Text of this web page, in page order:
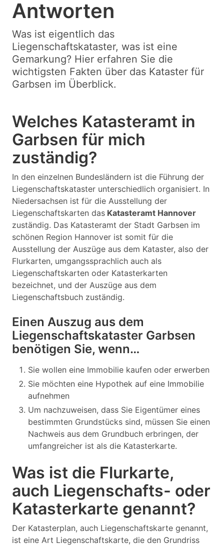
Antworten
Was ist eigentlich das
Liegenschaftskataster, was ist eine
Gemarkung? Hier erfahren Sie die
wichtigsten Fakten über das Kataster für
Garbsen im Überblick.
Welches Katasteramt in
Garbsen für mich
zuständig?
In den einzelnen Bundesländern ist die Führung der
Liegenschaftskataster unterschiedlich organisiert. In
Niedersachsen ist für die Ausstellung der
Liegenschaftskarten das Katasteramt Hannover
zuständig. Das Katasteramt der Stadt Garbsen im
schönen Region Hannover ist somit für die
Ausstellung der Auszüge aus dem Kataster, also der
Flurkarten, umgangssprachlich auch als
Liegenschaftskarten oder Katasterkarten
bezeichnet, und der Auszüge aus dem
Liegenschaftsbuch zuständig.
Einen Auszug aus dem
Liegenschaftskataster Garbsen
benötigen Sie, wenn…
Sie wollen eine Immobilie kaufen oder erwerben
Sie möchten eine Hypothek auf eine Immobilie
aufnehmen
Um nachzuweisen, dass Sie Eigentümer eines
bestimmten Grundstücks sind, müssen Sie einen
Nachweis aus dem Grundbuch erbringen, der
umfangreicher ist als die Katasterkarte.
Was ist die Flurkarte,
auch Liegenschafts- oder
Katasterkarte genannt?
Der Katasterplan, auch Liegenschaftskarte genannt,
ist eine Art Liegenschaftskarte, die den Grundriss